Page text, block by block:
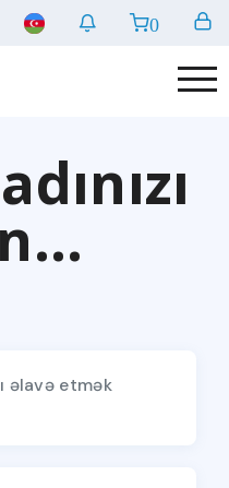
0
əlavə etmək